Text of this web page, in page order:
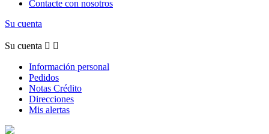
Contacte con nosotros
Su cuenta
Su cuenta  
Información personal
Pedidos
Notas Crédito
Direcciones
Mis alertas